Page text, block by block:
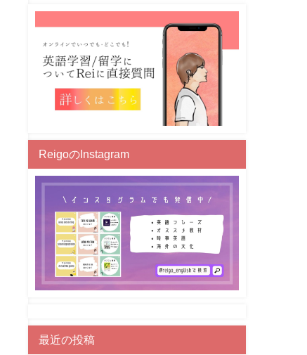
ReigoのInstagram
最近の投稿